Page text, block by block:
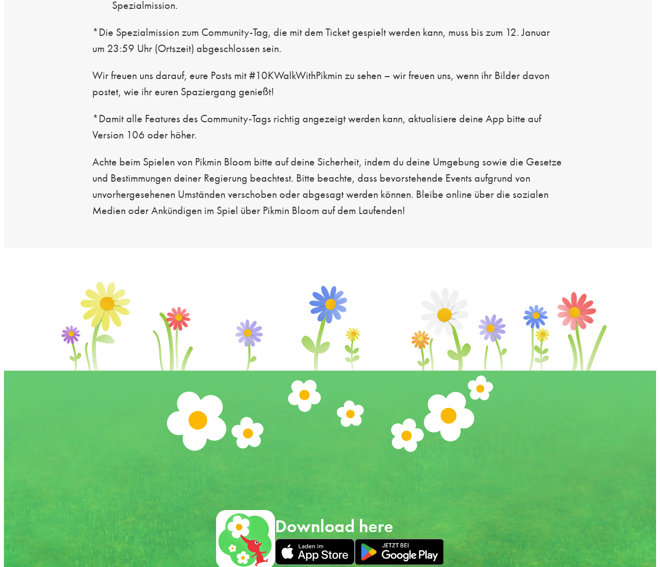
Spezialmission.
*Die Spezialmission zum Community-Tag, die mit dem Ticket gespielt werden kann, muss bis zum 12. Januar
um 23:59 Uhr (Ortszeit) abgeschlossen sein.
Wir freuen uns darauf, eure Posts mit #10KWalkWithPikmin zu sehen – wir freuen uns, wenn ihr Bilder davon
postet, wie ihr euren Spaziergang genießt!
*Damit alle Features des Community-Tags richtig angezeigt werden kann, aktualisiere deine App bitte auf
Version 106 oder höher.
Achte beim Spielen von Pikmin Bloom bitte auf deine Sicherheit, indem du deine Umgebung sowie die Gesetze
und Bestimmungen deiner Regierung beachtest. Bitte beachte, dass bevorstehende Events aufgrund von
unvorhergesehenen Umständen verschoben oder abgesagt werden können. Bleibe online über die sozialen
Medien oder Ankündigen im Spiel über Pikmin Bloom auf dem Laufenden!
Download here